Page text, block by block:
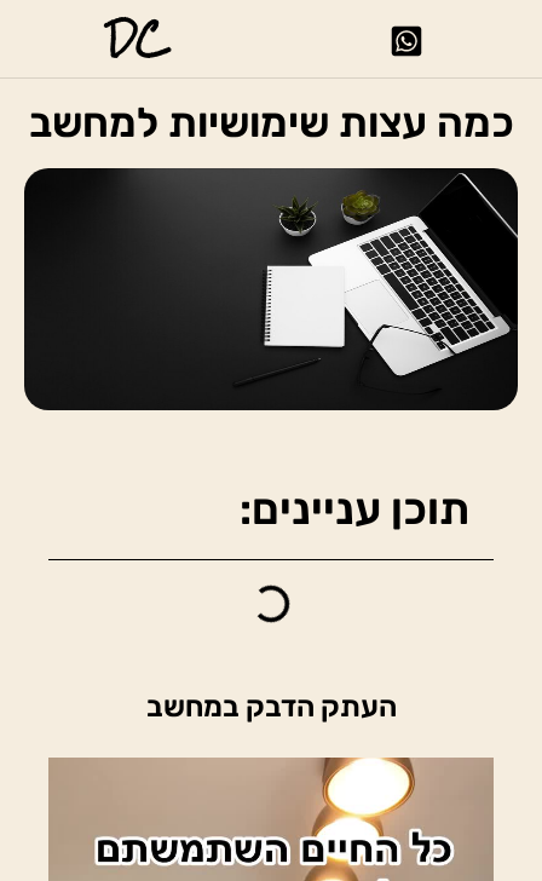
DC
כמה עצות שימושיות למחשב
תוכן עניינים:
העתק הדבק במחשב